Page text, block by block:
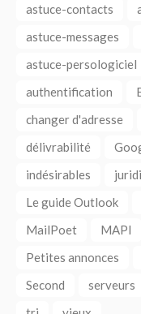
astuce-contacts
astuce-messages
astuce-persologiciel
authentification
changer d'adresse
délivrabilité
indésirables
Le guide Outlook
MailPoet
MAPI
Petites annonces
Second
serveurs